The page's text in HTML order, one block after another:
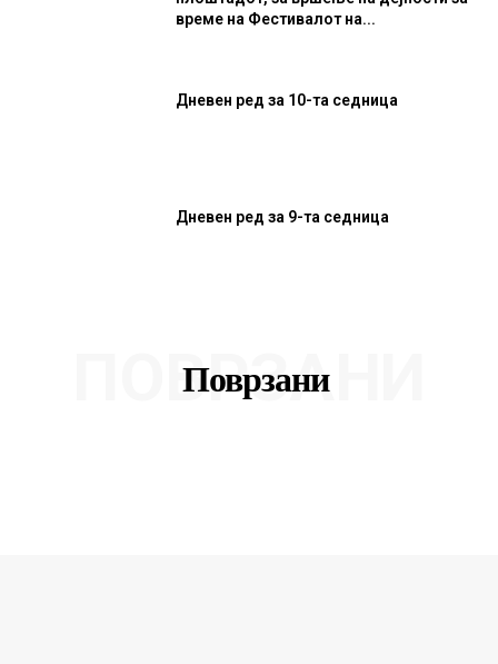
време на Фестивалот на...
Дневен ред за 10-та седница
Дневен ред за 9-та седница
Поврзани
ПОВРЗАНИ